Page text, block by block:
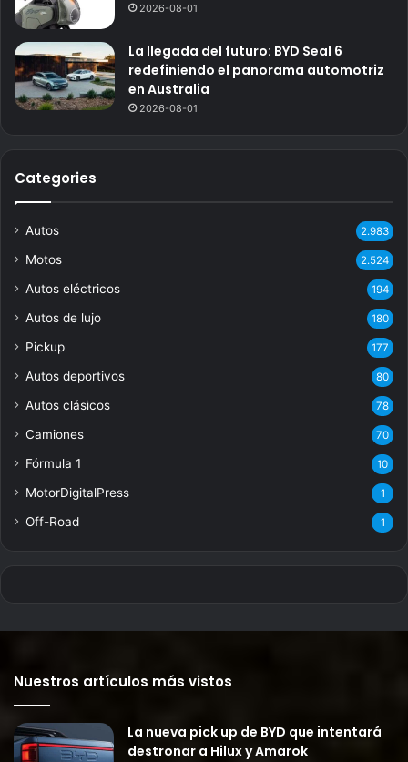
2026-08-01
La llegada del futuro: BYD Seal 6
redefiniendo el panorama automotriz
en Australia
2026-08-01
Categories
Autos 2.983
Motos 2.524
Autos eléctricos 194
Autos de lujo 180
Pickup 177
Autos deportivos 80
Autos clásicos 78
Camiones 70
Fórmula 1 10
MotorDigitalPress 1
Off-Road 1
Nuestros artículos más vistos
La nueva pick up de BYD que intentará
destronar a Hilux y Amarok